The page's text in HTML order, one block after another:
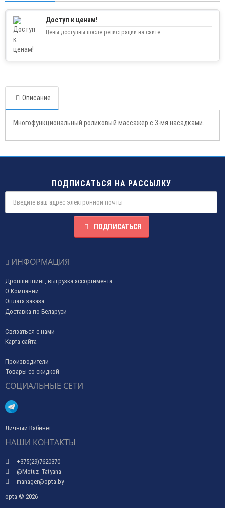
Доступ к ценам!
Цены доступны после регистрации на сайте.
Описание
Многофункциональный роликовый массажёр с 3-мя насадками.
ПОДПИСАТЬСЯ НА РАССЫЛКУ
ПОДПИСАТЬСЯ
ИНФОРМАЦИЯ
Дропшиппинг, выгрузка ассортимента
О Компании
Оплата заказа
Доставка по Беларуси
Связаться с нами
Карта сайта
Производители
Товары со скидкой
СОЦИАЛЬНЫЕ СЕТИ
Личный Кабинет
НАШИ КОНТАКТЫ
+375(29)7620370
@Motuz_Tatyana
manager@opta.by
opta © 2026